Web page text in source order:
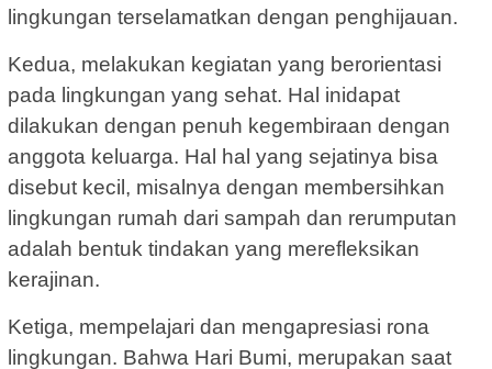
lingkungan terselamatkan dengan penghijauan.
Kedua, melakukan kegiatan yang berorientasi
pada lingkungan yang sehat. Hal inidapat
dilakukan dengan penuh kegembiraan dengan
anggota keluarga. Hal hal yang sejatinya bisa
disebut kecil, misalnya dengan membersihkan
lingkungan rumah dari sampah dan rerumputan
adalah bentuk tindakan yang merefleksikan
kerajinan.
Ketiga, mempelajari dan mengapresiasi rona
lingkungan. Bahwa Hari Bumi, merupakan saat